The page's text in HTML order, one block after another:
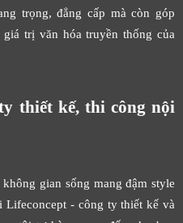
trọng, đẳng cấp mà còn góp
trị văn hóa truyền thống của
thiết kế, thi công nội
gian sống mang đậm style
Lifeconcept - công ty thiết kế và